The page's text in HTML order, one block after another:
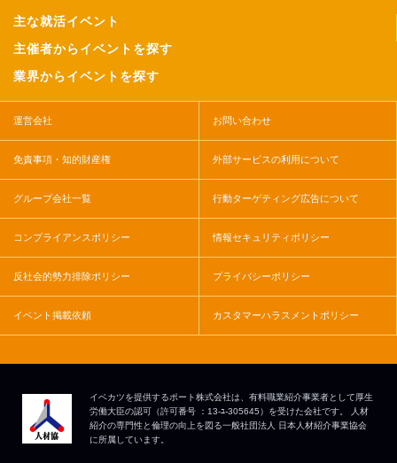
主な就活イベント
主催者からイベントを探す
業界からイベントを探す
運営会社 お問い合わせ
免責事項・知的財産権 外部サービスの利用について
グループ会社一覧 行動ターゲティング広告について
コンプライアンスポリシー 情報セキュリティポリシー
反社会的勢力排除ポリシー プライバシーポリシー
イベント掲載依頼 カスタマーハラスメントポリシー